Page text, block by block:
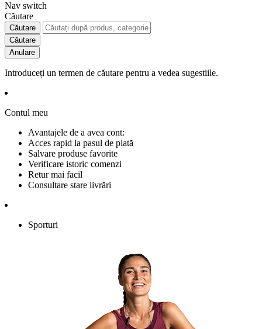
Nav switch
Căutare
Căutare
Căutare
Anulare
Introduceți un termen de căutare pentru a vedea sugestiile.
Contul meu
Avantajele de a avea cont:
Acces rapid la pasul de plată
Salvare produse favorite
Verificare istoric comenzi
Retur mai facil
Consultare stare livrări
Sporturi